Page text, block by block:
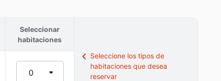
Seleccionar
habitaciones
0
Seleccione los tipos de
habitaciones que desea
reservar